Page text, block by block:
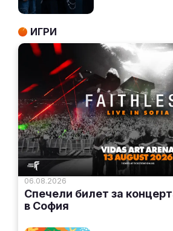
ИГРИ
06.08.2026
Спечели билет за
в София